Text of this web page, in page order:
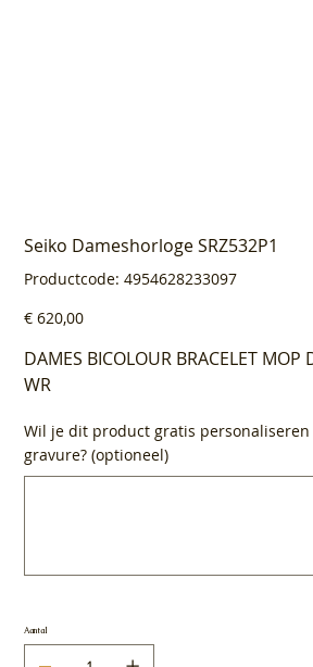
Seiko Dameshorloge SRZ532P1
Productcode:
Productcode
4954628233097
4954628233097
Prijs
€ 620,00
DAMES BICOLOUR BRACELET
WR
Wil je dit product gratis personaliseren
gravure? (optioneel)
Aantal